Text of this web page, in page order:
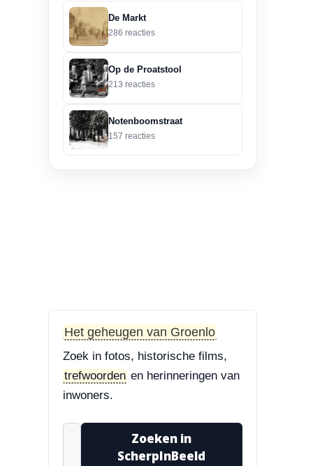
Hoek Matthijs van Dulkenstraat
en Bisschop Philip
Roveniusstraat
“Beste redactie, dit klopt
niet. Dit deel van de
landbouwscho...”
3-8-2026
Hoek Matthijs van Dulkenstraat
prachtige boom....”
3-8-2026
Treurbeuk op de Halve Maan
“Treurbeuk op het
ravelijn Styrum. Pracht
boom!”
De Markt
286 reacties
Op de Proatstool
213 reacties
Notenboomstraat
157 reacties
Het geheugen van Groenlo
Zoek in fotos, historische films,
trefwoorden en herinneringen van
inwoners.
Zoeken in
ScherpInBeeld